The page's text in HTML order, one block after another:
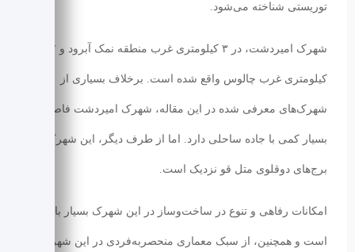
توریستی شناخته می‌شود.
شهرک امیردشت، در ۳ کیلومتری غرب منطقه نمک‌ آبرود و ۱۷
کیلومتری غرب چالوس واقع شده است. برخلاف بسیاری از
شهرک‌های معرفی شده در این مقاله، شهرک امیردشت فاصله
بسیار کمی با جاده ساحلی دارد. اما از طرف دیگر، این شهرک به
برج‌‌های دوقلوی متل قو نزدیک است.
امکانات رفاهی و تنوع در ساخت‌وساز در این شهرک بسیار بالا
است و همچنین، از سبک معماری منحصربه‌فردی در این شهرک